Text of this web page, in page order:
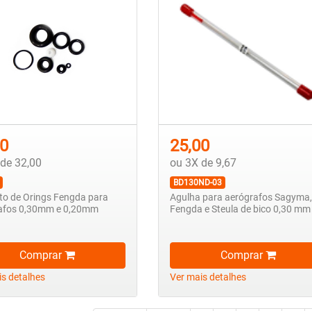
32,00
de Orings Fengda para
0,30mm e 0,20mm
Comprar
detalhes
25,00
ou 3X de 9,67
BD130ND-03
Agulha para aerógrafos Sagyma,
Fengda e Steula de bico 0,30 mm
Comprar
Ver mais detalhes